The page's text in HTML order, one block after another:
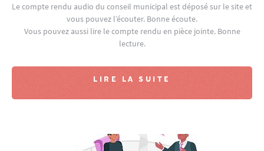
Le compte rendu audio du conseil municipal est déposé sur le site et
vous pouvez l’écouter. Bonne écoute.
Vous pouvez aussi lire le compte rendu en pièce jointe. Bonne
lecture.
LIRE LA SUITE